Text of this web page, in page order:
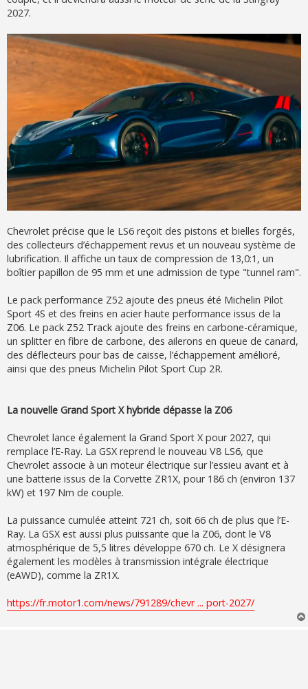
2027.
Chevrolet précise que le LS6 reçoit des pistons et bielles forgés,
des collecteurs d’échappement revus et un nouveau système de
lubrification. Il affiche un taux de compression de 13,0:1, un
boîtier papillon de 95 mm et une admission de type "tunnel ram".
Le pack performance Z52 ajoute des pneus été Michelin Pilot
Sport 4S et des freins en acier haute performance issus de la
Z06. Le pack Z52 Track ajoute des freins en carbone-céramique,
un splitter en fibre de carbone, des ailerons en queue de canard,
des déflecteurs pour bas de caisse, l’échappement amélioré,
ainsi que des pneus Michelin Pilot Sport Cup 2R.
La nouvelle Grand Sport X hybride dépasse la Z06
Chevrolet lance également la Grand Sport X pour 2027, qui
remplace l’E-Ray. La GSX reprend le nouveau V8 LS6, que
Chevrolet associe à un moteur électrique sur l’essieu avant et à
une batterie issus de la Corvette ZR1X, pour 186 ch (environ 137
kW) et 197 Nm de couple.
La puissance cumulée atteint 721 ch, soit 66 ch de plus que l’E-
Ray. La GSX est aussi plus puissante que la Z06, dont le V8
atmosphérique de 5,5 litres développe 670 ch. Le X désignera
également les modèles à transmission intégrale électrique
(eAWD), comme la ZR1X.
https://fr.motor1.com/news/791289/chevr ... port-2027/